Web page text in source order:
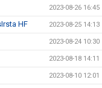
2023-08-26 16:45
HF 2023-08-25 14:13
2023-08-24 10:30
2023-08-18 14:11
2023-08-10 12:01